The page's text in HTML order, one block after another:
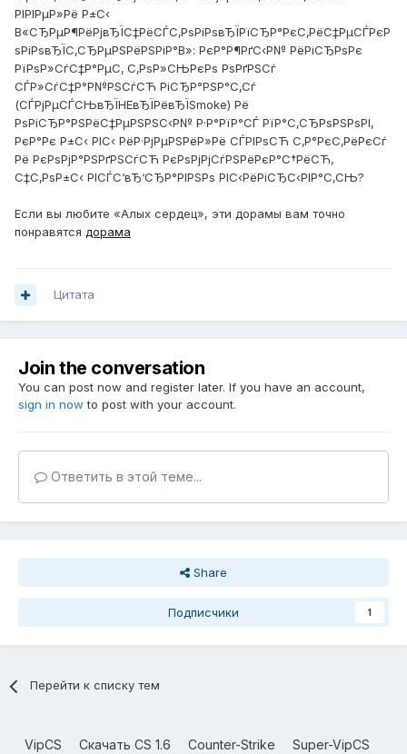
РІРІРµР»Рё Р±С‹
В«СЂРµР¶РёРјвЂЇС‡РёСЃС‚РѕРіРѕвЂЇРїСЂР°РєС‚РёС‡РµСЃРєР
ѕРіРѕвЂЇС‚СЂРµРЅРёРЅРіР°В»: РєР°Р¶РґС‹Р№ РёРіСЂРѕРє
РїРѕР»СѓС‡Р°РµС‚ С‚РѕР»СЊРєРѕ РѕРґРЅСѓ
СЃР»СѓС‡Р°Р№РЅСѓСЋ РіСЂР°РЅР°С‚Сѓ
(СЃРјРµСЃСЊвЂЇHEвЂЇРёвЂЇSmoke) Рё
РѕРіСЂР°РЅРёС‡РµРЅРЅС‹Р№ Р·Р°РїР°СЃ РїР°С‚СЂРѕРЅРѕРІ,
РєР°Рє Р±С‹ РІС‹ РёР·РјРµРЅРёР»Рё СЃРІРѕСЋ С‚Р°РєС‚РёРєСѓ
Рё РєРѕРјР°РЅРґРЅСѓСЋ РєРѕРјРјСѓРЅРёРєР°С†РёСЋ,
С‡С‚РѕР±С‹ РІСЃС‘вЂ‘СЂР°РІРЅРѕ РІС‹РёРіСЂС‹РІР°С‚СЊ?
Если вы любите «Алых сердец», эти дорамы вам точно
понравятся дорама
Цитата
Join the conversation
You can post now and register later. If you have an account,
sign in now to post with your account.
Ответить в этой теме...
Share
Подписчики 1
Перейти к списку тем
VipCS Скачать CS 1.6 Counter-Strike Super-VipCS